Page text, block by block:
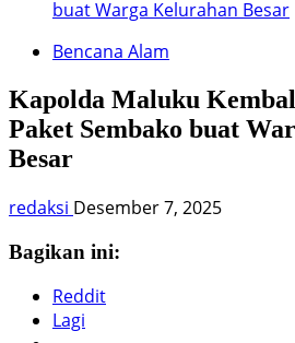
buat Warga Kelurahan Besar
Bencana Alam
Kapolda Maluku
Paket Sembako buat
Besar
redaksi Desember 7, 2025
Bagikan ini:
Reddit
Lagi